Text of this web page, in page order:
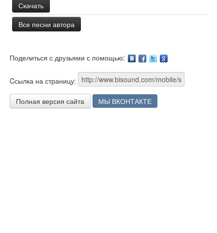
Скачать
Все песни автора
Поделиться с друзьями с помощью:
Cсылка на страницу:
Полная версия сайта МЫ ВКОНТАКТЕ